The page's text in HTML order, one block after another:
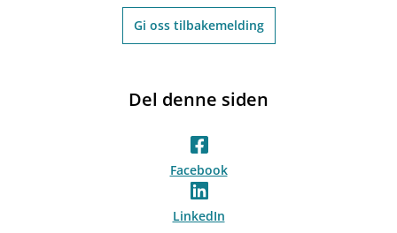
Gi oss tilbakemelding
Del denne siden
Facebook
LinkedIn